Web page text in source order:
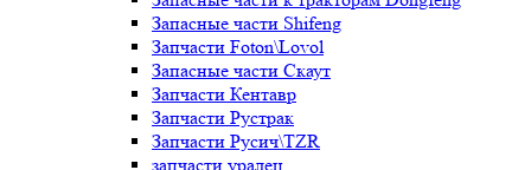
Запасные части Shifeng
Запчасти Foton\Lovol
Запасные части Скаут
Запчасти Кентавр
Запчасти Рустрак
Запчасти Русич\TZR
запчасти уралец